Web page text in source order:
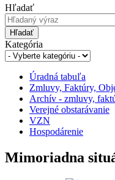
Hľadať
Hľadať
Kategória
Úradná tabuľa
Zmluvy, Faktúry,
Archív - zmluvy,
Verejné obstarávanie
VZN
Hospodárenie
Mimoriadna